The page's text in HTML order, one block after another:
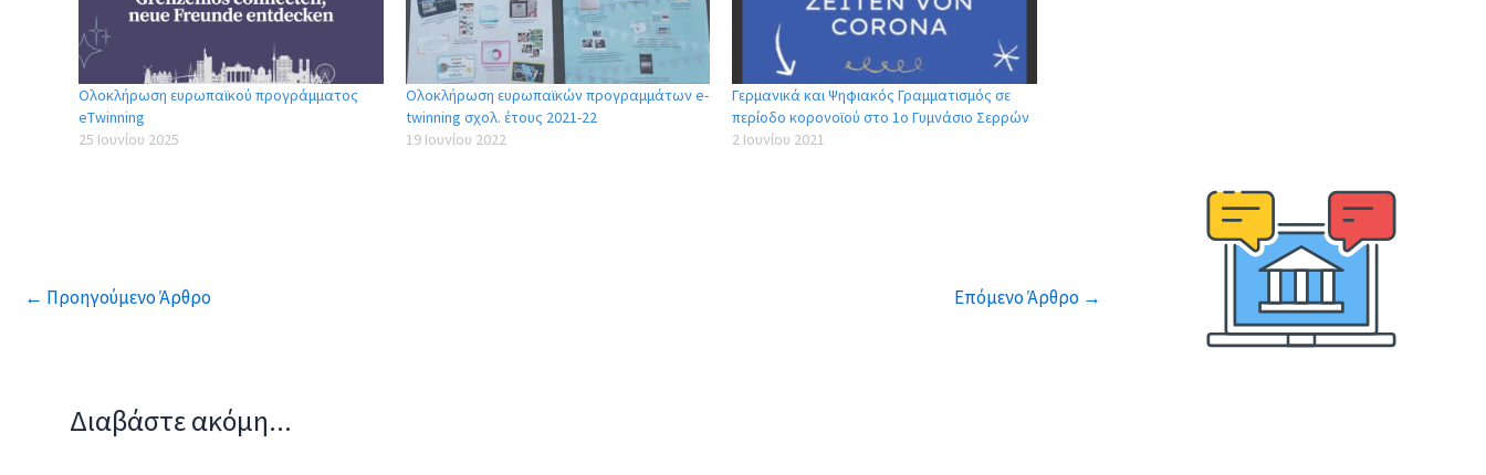
Ολοκλήρωση ευρωπαϊκoύ προγράμματος
eΤwinning
25 Ιουνίου 2025
Ολοκλήρωση ευρωπαϊκών προγραμμάτων e-
twinning σχολ. έτους 2021-22
19 Ιουνίου 2022
Γερμανικά και Ψηφιακός Γραμματισμός σε
περίοδο κορονοϊού στο 1ο Γυμνάσιο Σερρών
2 Ιουνίου 2021
← Προηγούμενο Άρθρο Επόμενο Άρθρο →
Διαβάστε ακόμη...